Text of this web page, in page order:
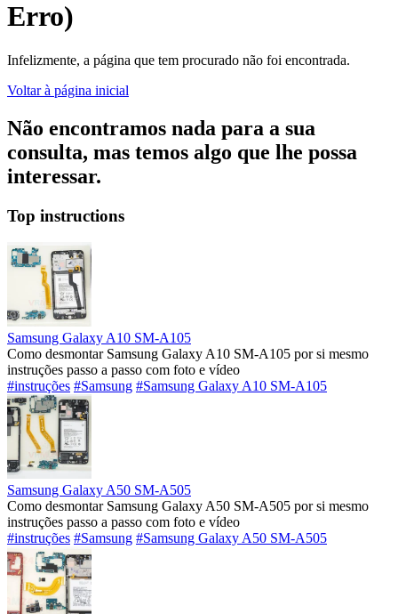
Erro)
Infelizmente, a página que tem procurado não foi encontrada.
Voltar à página inicial
Não encontramos nada para a sua
consulta, mas temos algo que lhe possa
interessar.
Top instructions
Samsung Galaxy A10 SM-A105
Como desmontar Samsung Galaxy A10 SM-A105 por si mesmo
instruções passo a passo com foto e vídeo
#instruções #Samsung #Samsung Galaxy A10 SM-A105
Samsung Galaxy A50 SM-A505
Como desmontar Samsung Galaxy A50 SM-A505 por si mesmo
instruções passo a passo com foto e vídeo
#instruções #Samsung #Samsung Galaxy A50 SM-A505